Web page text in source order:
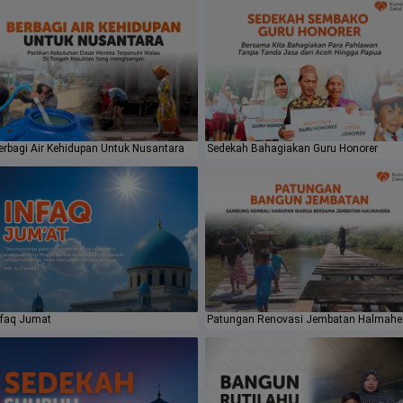
Air Kehidupan Untuk Nusantara Sedekah Bahagiakan Guru Honorer
Jumat Patungan Renovasi Jembatan